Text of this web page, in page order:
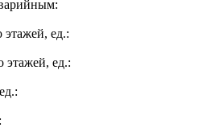
этажей, ед.:
этажей, ед.: